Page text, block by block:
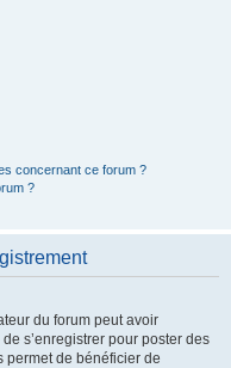
concernant ce forum ?
?
du forum peut avoir
s’enregistrer pour poster des
permet de bénéficier de